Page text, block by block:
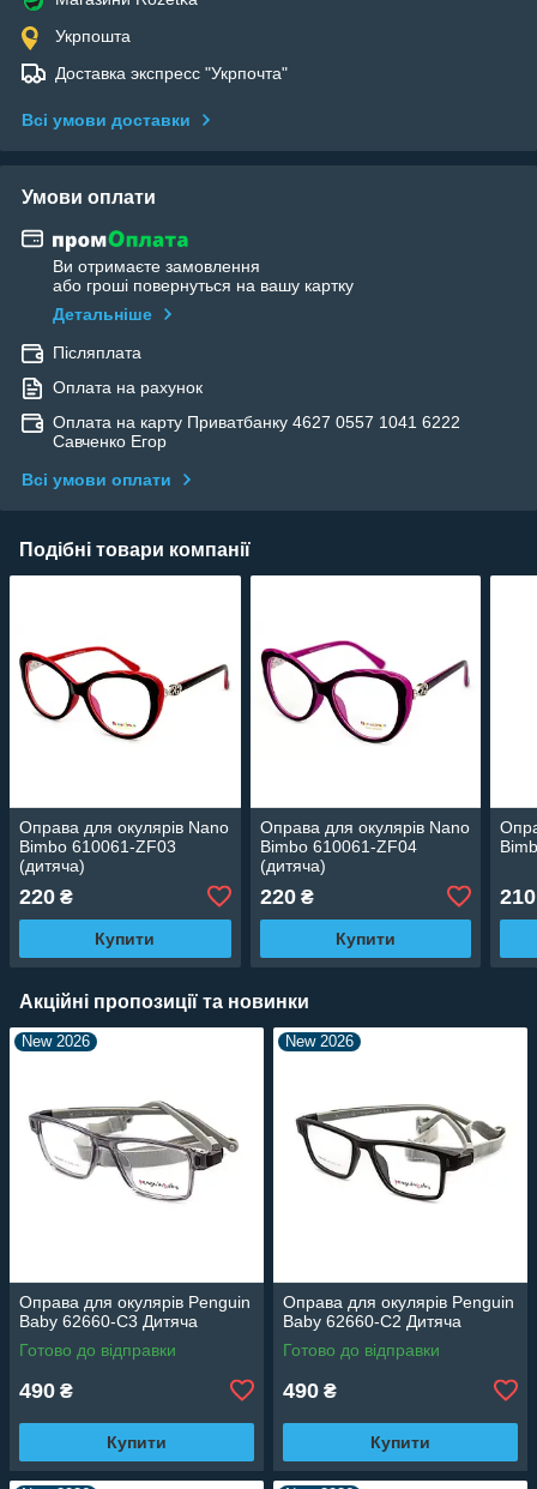
Укрпошта
Доставка экспресс "Укрпочта"
Всі умови доставки
Умови оплати
Ви отримаєте замовлення
або гроші повернуться на вашу картку
Детальніше
Післяплата
Оплата на рахунок
Оплата на карту Приватбанку 4627 0557 1041 6222
Савченко Егор
Всі умови оплати
Подібні товари компанії
Оправа для окулярів Nano
Bimbo 610061-ZF03
(дитяча)
220 ₴
Купити
Оправа для окулярів Nano
Bimbo 610061-ZF04
(дитяча)
220₴
Купити
210
Акційні пропозиції та новинки
New 2026
Оправа для окулярів Penguin
Baby 62660-C3 Дитяча
Готово до відправки
490 ₴
Купити
New 2026
Оправа для окулярів Penguin
Baby 62660-C2 Дитяча
Готово до відправки
490 ₴
Купити